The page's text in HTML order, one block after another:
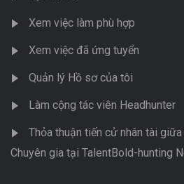
Xem việc làm phù hợp
Xem việc đã ứng tuyển
Quản lý Hồ sơ của tôi
Làm cộng tác viên Headhunter
Thỏa thuận tiến cử nhân tài
Chuyên gia tại TalentBold-hunting